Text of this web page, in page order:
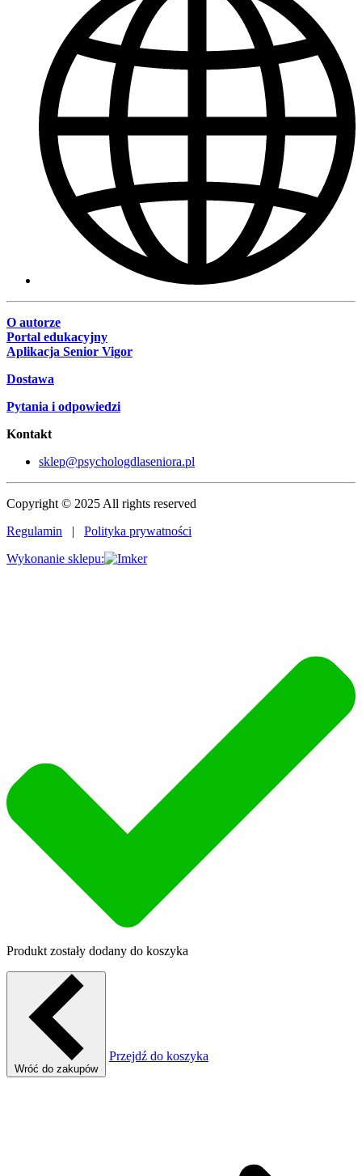
O autorze
Portal edukacyjny
Aplikacja Senior Vigor
Dostawa
Pytania i odpowiedzi
Kontakt
sklep@psychologdlaseniora.pl
Copyright © 2025 All rights reserved
Regulamin | Polityka prywatności
Wykonanie sklepu:
Produkt zostały dodany do koszyka
Wróć do zakupów
Przejdź do koszyka